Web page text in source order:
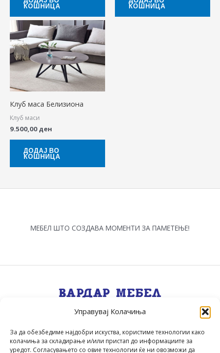
Управувај Колачиња
За да обезбедиме најдобри искуства, користиме технологии како
колачиња за складирање и/или пристап до информациите за
уредот. Согласувањето со овие технологии ќе ни овозможи да
КОШНИЦА КОШНИЦА
Клуб маса Белизиона
Клуб маси
9.500,00 ден
ДОДАЈ ВО
КОШНИЦА
МЕБЕЛ ШТО СОЗДАВА МОМЕНТИ ЗА ПАМЕТЕЊЕ!
Квалитет, Стил, Селекција, Сервис.